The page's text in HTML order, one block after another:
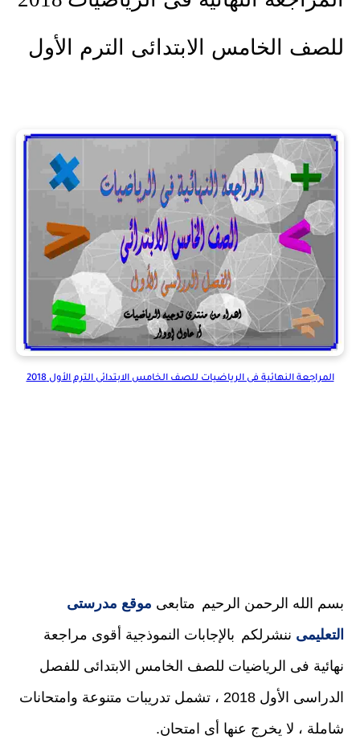
للصف الخامس الابتدائى الترم الأول
المراجعة النهائية فى الرياضيات للصف الخامس الابتدائى الترم الأول 2018
بسم الله الرحمن الرحيم متابعى موقع مدرستى
التعليمى ننشرلكم بالإجابات النموذجية أقوى مراجعة
نهائية فى الرياضيات للصف الخامس الابتدائى للفصل
الدراسى الأول 2018 ، تشمل تدريبات متنوعة وامتحانات
شاملة ، لا يخرج عنها أى امتحان.